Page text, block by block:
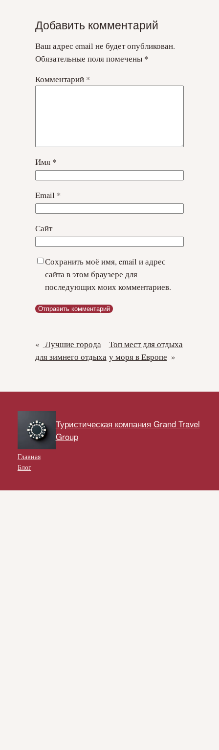
Добавить комментарий
Ваш адрес email не будет опубликован.
Обязательные поля помечены *
Комментарий *
Имя *
Email *
Сайт
Сохранить моё имя, email и адрес
сайта в этом браузере для
последующих моих комментариев.
« Лучшие города
для зимнего отдыха
Топ мест для отдыха
у моря в Европе »
Туристическая компания Grand Travel
Group
Главная
Блог